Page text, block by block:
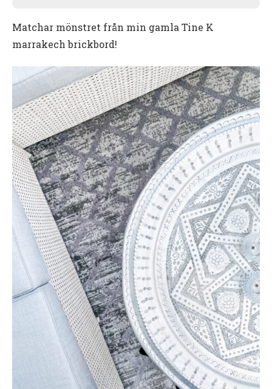
Matchar mönstret från min gamla Tine K
marrakech brickbord!